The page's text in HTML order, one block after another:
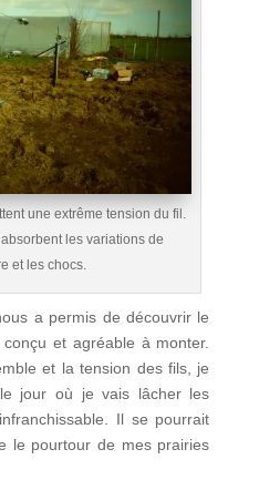
une extrême tension du fil.
les variations de
et les chocs.
a permis de découvrir le
et agréable à monter.
et la tension des fils, je
jour où je vais lâcher les
Il se pourrait
le pourtour de mes prairies